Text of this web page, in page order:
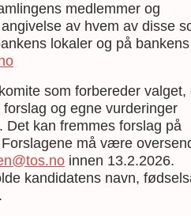
medlemmer og
av hvem av disse
lokaler og på bankens
som forbereder valget,
og egne vurderinger
Det kan fremmes forslag på
må være
innen 13.2.2026.
kandidatens navn,